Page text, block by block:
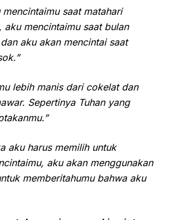
mencintaimu saat matahari
aku mencintaimu saat bulan
aku akan mencintai saat
lebih manis dari cokelat dan
Sepertinya Tuhan yang
aku harus memilih untuk
aku akan menggunakan
memberitahumu bahwa aku